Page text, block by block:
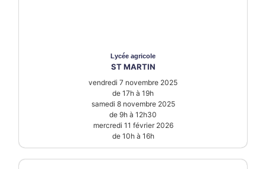
Lycée agricole
ST MARTIN
vendredi 7 novembre 2025
de 17h à 19h
samedi 8 novembre 2025
de 9h à 12h30
mercredi 11 février 2026
de 10h à 16h